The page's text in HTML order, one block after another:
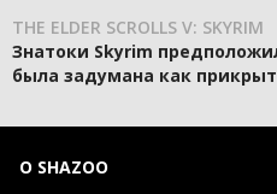
THE ELDER SCROLLS V: SKYRIM
Знатоки Skyrim
была задумана как
О SHAZOO